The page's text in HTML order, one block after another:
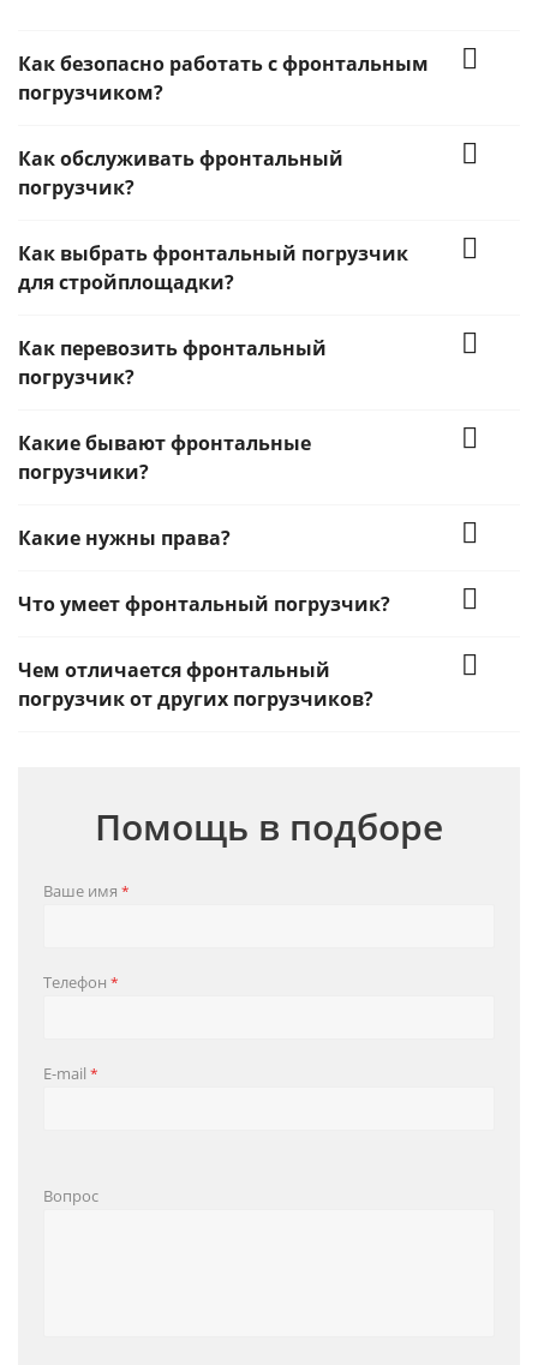
Как безопасно работать с фронтальным
погрузчиком?
Как обслуживать фронтальный
погрузчик?
Как выбрать фронтальный погрузчик
для стройплощадки?
Как перевозить фронтальный
погрузчик?
Какие бывают фронтальные
погрузчики?
Какие нужны права?
Что умеет фронтальный погрузчик?
Чем отличается фронтальный
погрузчик от других погрузчиков?
Помощь в подборе
Ваше имя *
Телефон *
E-mail *
Вопрос